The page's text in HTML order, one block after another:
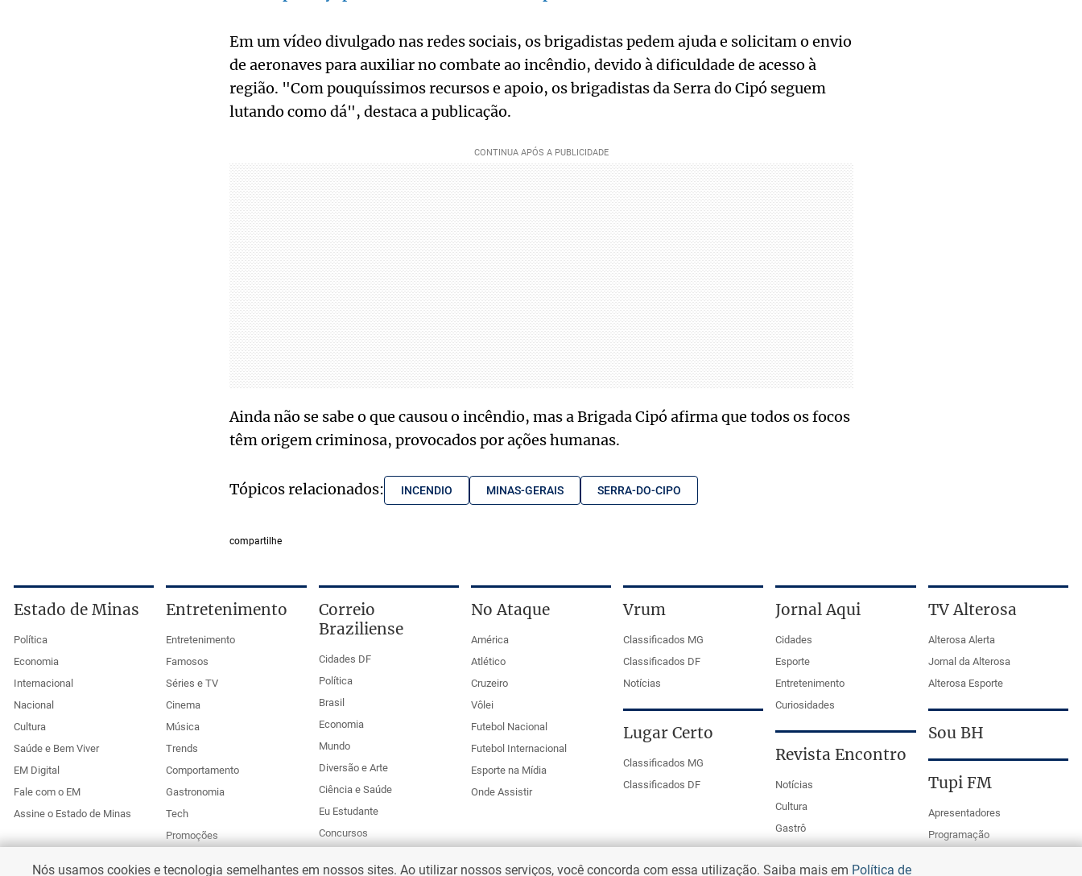
Em um vídeo divulgado nas redes sociais, os brigadistas pedem ajuda e solicitam o envio
de aeronaves para auxiliar no combate ao incêndio, devido à dificuldade de acesso à
região. "Com pouquíssimos recursos e apoio, os brigadistas da Serra do Cipó seguem
lutando como dá", destaca a publicação.
Ainda não se sabe o que causou o incêndio, mas a Brigada Cipó afirma que todos os focos
têm origem criminosa, provocados por ações humanas.
Tópicos relacionados: INCENDIO MINAS-GERAIS SERRA-DO-CIPO
compartilhe
Estado de Minas
Política
Economia
Internacional
Nacional
Cultura
Saúde e Bem Viver
EM Digital
Fale com o EM
Assine o Estado de Minas
Entretenimento
Entretenimento
Famosos
Séries e TV
Cinema
Música
Trends
Comportamento
Gastronomia
Tech
Promoções
Anuncie no Uai
Correio
Braziliense
Cidades DF
Política
Brasil
Economia
Mundo
Diversão e Arte
Ciência e Saúde
Eu Estudante
Concursos
No Ataque
América
Atlético
Cruzeiro
Vôlei
Futebol Nacional
Futebol Internacional
Esporte na Mídia
Onde Assistir
Vrum
Classificados MG
Classificados DF
Notícias
Lugar Certo
Classificados MG
Classificados DF
Jornal Aqui
Cidades
Esporte
Entretenimento
Curiosidades
Revista Encontro
Notícias
Cultura
Gastrô
TV Alterosa
Alterosa Alerta
Jornal da Alterosa
Alterosa Esporte
Sou BH
Tupi FM
Apresentadores
Programação
Nós usamos cookies e tecnologia semelhantes em nossos sites. Ao utilizar nossos serviços, você concorda com essa utilização. Saiba mais em Política de